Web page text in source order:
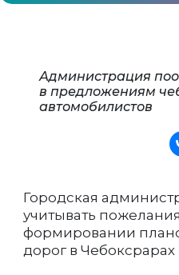
Администрация
в предложениям
автомобилистов
Городская
учитывать
формировании
дорог в